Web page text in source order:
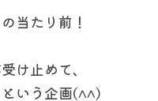
当たり前！
け止めて、
いう企画(^^)